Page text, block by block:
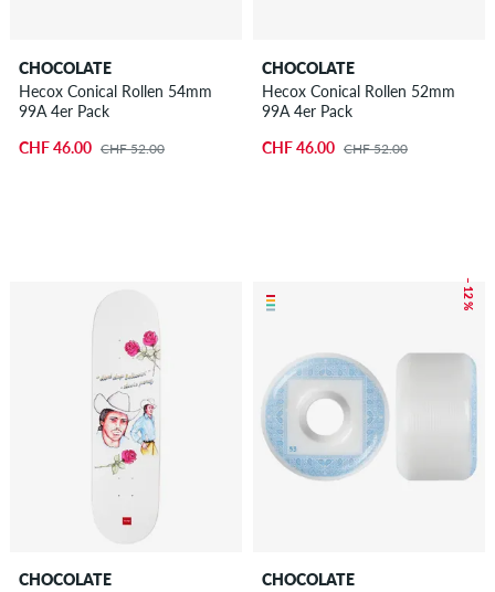
CHOCOLATE
Hecox Conical Rollen 54mm
99A 4er Pack
CHF 46.00 CHF 52.00
CHOCOLATE
Hecox Conical Rollen 52mm
99A 4er Pack
CHF 46.00 CHF 52.00
CHOCOLATE
– 12 %
CHOCOLATE